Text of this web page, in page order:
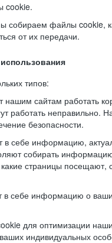
cookie.
собираем файлы cookie,
от их передачи.
типов:
сайтам работать
работать неправильно.
безопасности.
в себе информацию,
собирать
страницы посещают,
в себе информацию о
для оптимизации
индивидуальных